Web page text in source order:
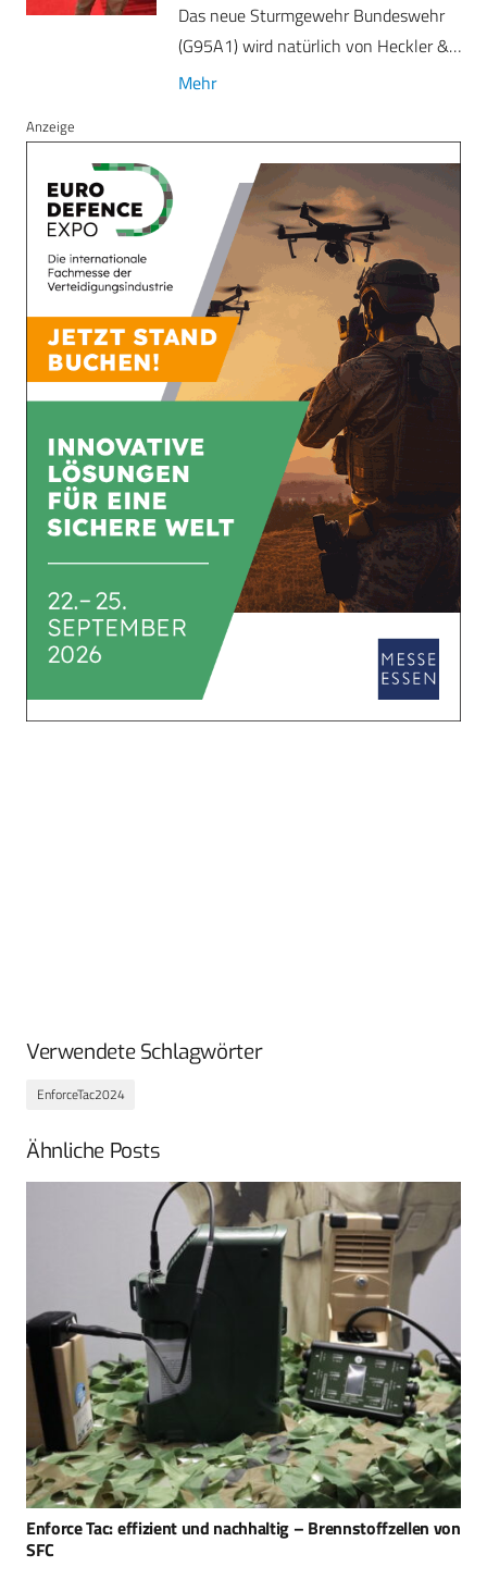
Das neue Sturmgewehr Bundeswehr
(G95A1) wird natürlich von Heckler &…
Mehr
Anzeige
Verwendete Schlagwörter
EnforceTac2024
Ähnliche Posts
Enforce Tac: Black Hornet 4 Nano-Drohne vorgestellt